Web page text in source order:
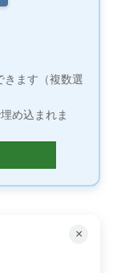
きます（複数選
め込まれま
×